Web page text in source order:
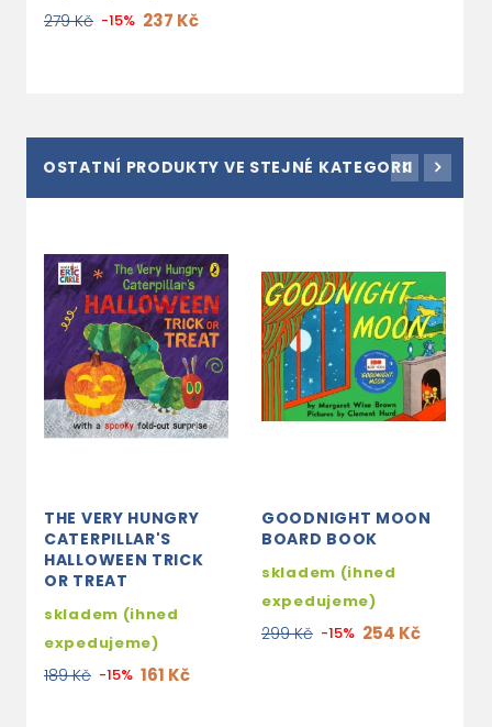
279 Kč -15% 237 Kč
OSTATNÍ PRODUKTY VE STEJNÉ KATEGORII
THE VERY HUNGRY
CATERPILLAR'S
HALLOWEEN TRICK
OR TREAT
skladem (ihned
expedujeme)
189 Kč -15% 161 Kč
GOODNIGHT MOON
BOARD BOOK
skladem (ihned
expedujeme)
299 Kč -15% 254 Kč